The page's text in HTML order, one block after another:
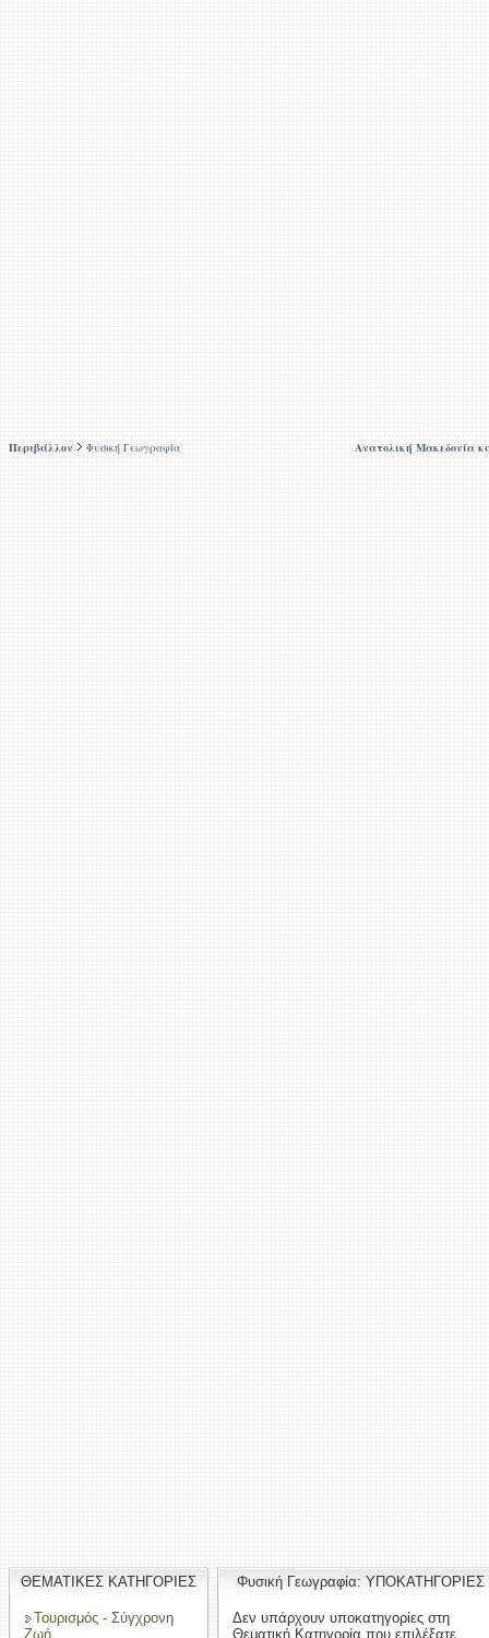
Περιβάλλον Φυσική Γεωγραφία Ανατολική Μακεδονία
ΘΕΜΑΤΙΚΕΣ ΚΑΤΗΓΟΡΙΕΣ
Τουρισμός - Σύγχρονη
Ζωή
Φυσική Γεωγραφία: ΥΠΟΚΑΤΗΓΟΡΙΕΣ
Δεν υπάρχουν υποκατηγορίες στη
Θεματική Κατηγορία που επιλέξατε.